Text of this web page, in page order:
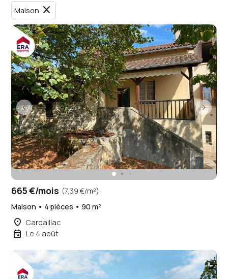
Maison close
665 €/mois (7,39 €/m²)
Maison • 4 pièces • 90 m²
place Cardaillac
event Le 4 août